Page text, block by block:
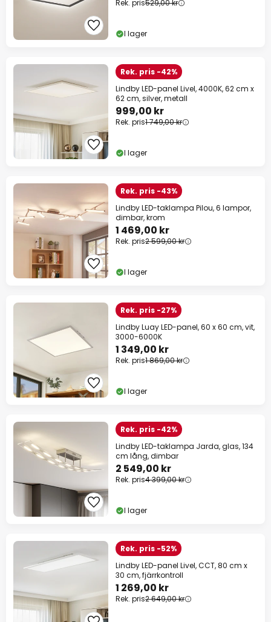
Rek. pris529,00 kr
I lager
Rek. pris -42%
Lindby LED-panel Livel, 4000K, 62 cm x
62 cm, silver, metall
999,00 kr
Rek. pris1 749,00 kr
I lager
Rek. pris -43%
Lindby LED-taklampa Pilou, 6 lampor,
dimbar, krom
1 469,00 kr
Rek. pris2 599,00 kr
I lager
Rek. pris -27%
Lindby Luay LED-panel, 60 x 60 cm, vit,
3000-6000K
1 349,00 kr
Rek. pris1 869,00 kr
I lager
Rek. pris -42%
Lindby LED-taklampa Jarda, glas, 134
cm lång, dimbar
2 549,00 kr
Rek. pris4 399,00 kr
I lager
Rek. pris -52%
Lindby LED-panel Livel, CCT, 80 cm x
30 cm, fjärrkontroll
1 269,00 kr
Rek. pris2 649,00 kr